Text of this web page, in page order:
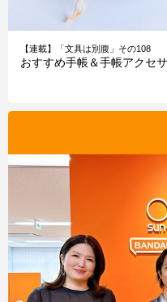
【連載】「文具は別腹」その108
おすすめ手帳＆手帳アクセ